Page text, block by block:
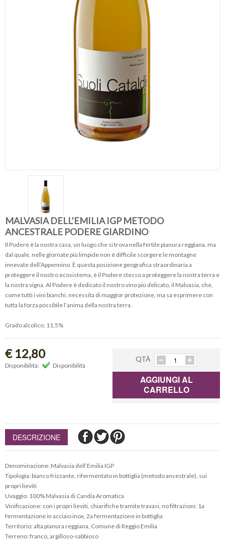
MALVASIA DELL’EMILIA IGP METODO
ANCESTRALE PODERE GIARDINO
Il Podere è la nostra casa, un luogo che si trova nella fertile pianura reggiana, ma
dal quale, nelle giornate più limpide non è difficile scorgere le montagne
innevate dell’Appennino. È questa posizione geografica straordinaria a
proteggere il nostro ecosistema, è il Podere stesso a proteggere la nostra terra e
la nostra vigna. Al Podere è dedicato il nostro vino più delicato, il Malvasia, che,
come tutti i vini bianchi, necessita di maggior protezione, ma sa esprimere con
tutta la forza possibile l’anima della nostra terra.
Grado alcolico: 11,5%
€ 12,80
Disponibilità: Disponibilità
QTÀ
AGGIUNGI AL
CARRELLO
DESCRIZIONE
Denominazione: Malvasia dell’Emilia IGP
Tipologia: bianco frizzante, rifermentato in bottiglia (metodo ancestrale), sui
propri lieviti
Uvaggio: 100% Malvasia di Candia Aromatica
Vinificazione: con i propri lieviti, chiarifiche tramite travasi, no filtrazioni; 1a
fermentazione in acciaio inox, 2a fermentazione in bottiglia
Territorio: alta pianura reggiana, Comune di Reggio Emilia
Terreno: franco, argilloso-sabbioso